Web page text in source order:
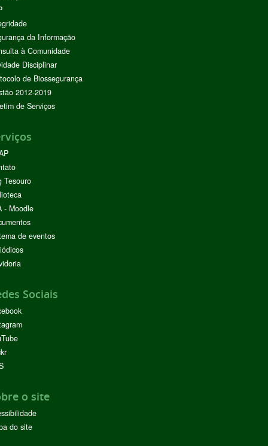
da Informação
à Comunidade
Disciplinar
de Biossegurança
2012-2019
de Serviços
Tesouro
- Moodle
de eventos
Sociais
o site
do site